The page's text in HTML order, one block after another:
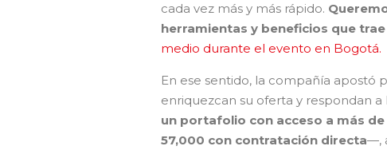
cada vez más y más rápido.
herramientas y beneficios que
medio durante el evento en Bogotá.
En ese sentido, la compañía apostó
enriquezcan su oferta y respondan a
un portafolio con acceso a más
57,000 con contratación directa—,